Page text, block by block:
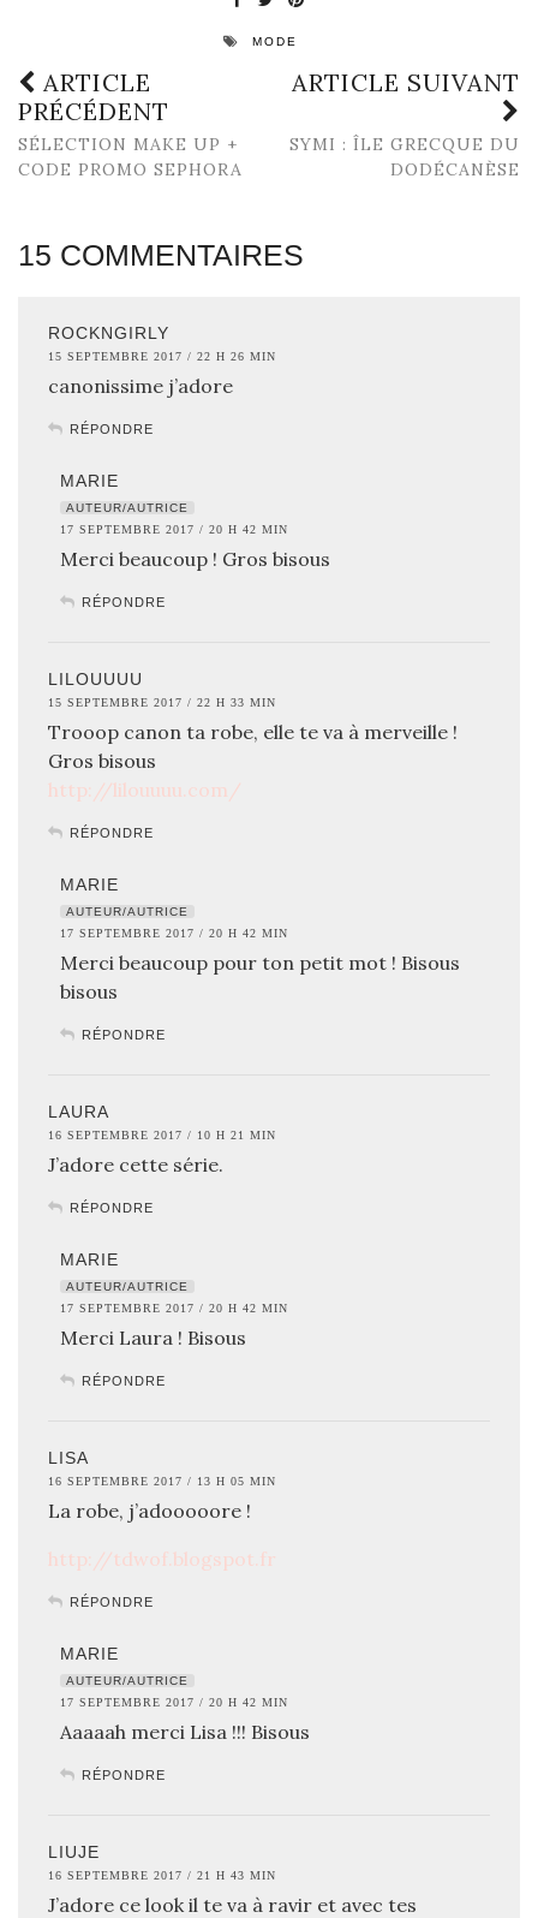
MODE
ARTICLE
PRÉCÉDENT
SÉLECTION MAKE UP +
CODE PROMO SEPHORA
ARTICLE SUIVANT
SYMI : ÎLE GRECQUE DU
DODÉCANÈSE
15 COMMENTAIRES
ROCKNGIRLY
15 SEPTEMBRE 2017 / 22 H 26 MIN
canonissime j’adore
RÉPONDRE
MARIE
AUTEUR/AUTRICE
17 SEPTEMBRE 2017 / 20 H 42 MIN
Merci beaucoup ! Gros bisous
RÉPONDRE
LILOUUUU
15 SEPTEMBRE 2017 / 22 H 33 MIN
Trooop canon ta robe, elle te va à merveille !
Gros bisous
http://lilouuuu.com/
RÉPONDRE
MARIE
AUTEUR/AUTRICE
17 SEPTEMBRE 2017 / 20 H 42 MIN
Merci beaucoup pour ton petit mot ! Bisous
bisous
RÉPONDRE
LAURA
16 SEPTEMBRE 2017 / 10 H 21 MIN
J’adore cette série.
RÉPONDRE
MARIE
AUTEUR/AUTRICE
17 SEPTEMBRE 2017 / 20 H 42 MIN
Merci Laura ! Bisous
RÉPONDRE
LISA
16 SEPTEMBRE 2017 / 13 H 05 MIN
La robe, j’adooooore !
http://tdwof.blogspot.fr
RÉPONDRE
MARIE
AUTEUR/AUTRICE
17 SEPTEMBRE 2017 / 20 H 42 MIN
Aaaaah merci Lisa !!! Bisous
RÉPONDRE
LIUJE
16 SEPTEMBRE 2017 / 21 H 43 MIN
J’adore ce look il te va à ravir et avec tes